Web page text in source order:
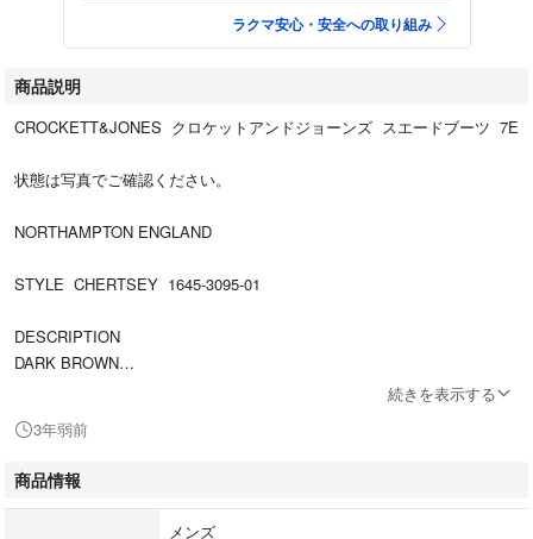
ラクマ安心・安全への取り組み
商品説明
CROCKETT&JONES クロケットアンドジョーンズ スエードブーツ 7E
状態は写真でご確認ください。
NORTHAMPTON ENGLAND
STYLE CHERTSEY 1645-3095-01
DESCRIPTION
DARK BROWN
LAST 224
続きを表示する
3年弱前
商品情報
メンズ